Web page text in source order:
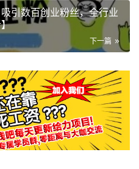
引数百创业粉丝，全行业
下一篇